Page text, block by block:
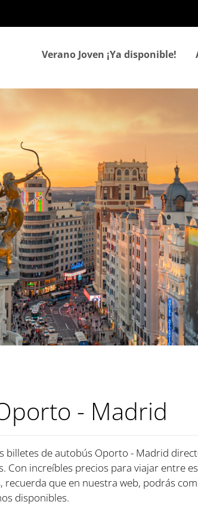
Verano Joven ¡Ya disponible!
- Madrid
billetes de autobús Oporto - Madrid
Con increíbles precios para viajar entre
recuerda que en nuestra web, podrás
disponibles.